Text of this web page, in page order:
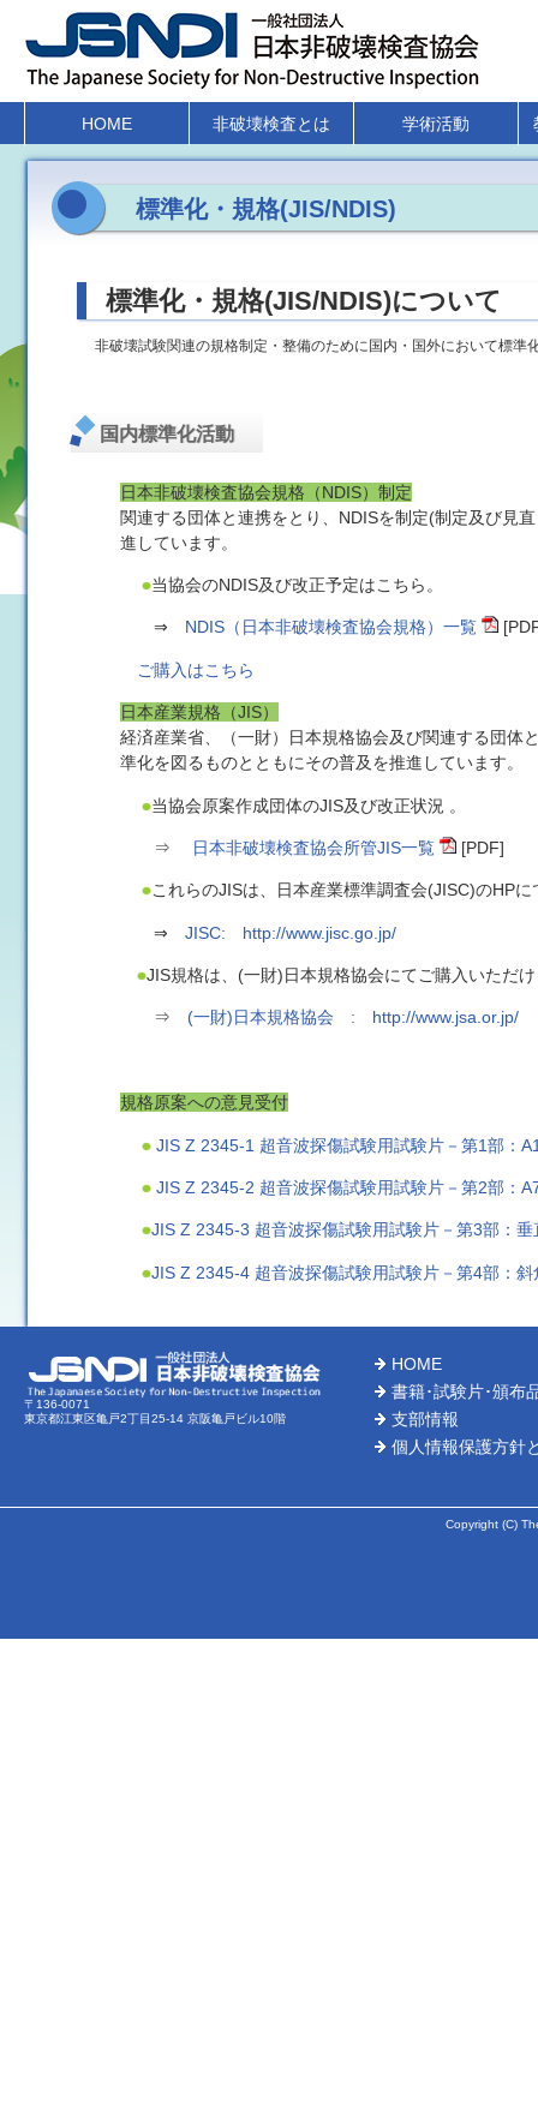
HOME 非破壊検査とは 学術活動
標準化・規格(JIS/NDIS)
標準化・規格(JIS/NDIS)について
非破壊試験関連の規格制定・整備のために国内・国外において標準
国内標準化活動
日本非破壊検査協会規格（NDIS）制定
関連する団体と連携をとり、NDISを制定(制定及び見
進しています。
当協会のNDIS及び改正予定はこちら。
⇒ NDIS（日本非破壊検査協会規格）一覧
ご購入はこちら
日本産業規格（JIS）
経済産業省、（一財）日本規格協会及び関連する団体
準化を図るものとともにその普及を推進しています。
当協会原案作成団体のJIS及び改正状況 。
⇒ 日本非破壊検査協会所管JIS一覧 [PDF]
これらのJISは、日本産業標準調査会(JISC)のHP
⇒JISC: http://www.jisc.go.jp/
JIS規格は、(一財)日本規格協会にてご購入いただ
⇒ (一財)日本規格協会 : http://www.jsa.or.jp/
規格原案への意見受付
JIS Z 2345-1 超音波探傷試験用試験片－第1部：
JIS Z 2345-2 超音波探傷試験用試験片－第2部：
JIS Z 2345-3 超音波探傷試験用試験片－第3部：
JIS Z 2345-4 超音波探傷試験用試験片－第4部：
〒136-0071
東京都江東区亀戸2丁目25-14 京阪亀戸ビル10階
HOME
書籍･試験片･頒布
支部情報
個人情報保護方針
Copyright (C)